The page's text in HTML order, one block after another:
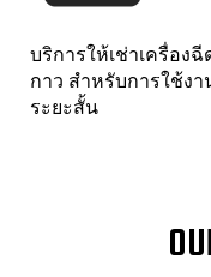
บริการให้เช่าเครื่องฉี
กาว สำหรับการใช้งา
ระยะสั้น